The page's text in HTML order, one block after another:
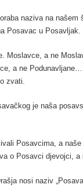
naziva na našem
Posavac u Posavljak.
Moslavce, a ne
a ne
zvati.
je naša
Posavcima, a
o Posavci djevojci, a
nosi naziv